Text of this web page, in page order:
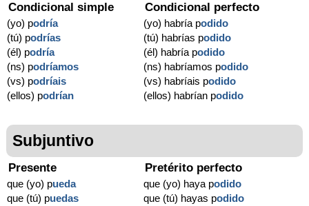
Condicional simple
(yo) podría
(tú) podrías
(él) podría
(ns) podríamos
(vs) podríais
(ellos) podrían
Condicional perfecto
(yo) habría podido
(tú) habrías podido
(él) habría podido
(ns) habríamos podido
(vs) habríais podido
(ellos) habrían podido
Subjuntivo
Presente
que (yo) pueda
que (tú) puedas
Pretérito perfecto
que (yo) haya podido
que (tú) hayas podido